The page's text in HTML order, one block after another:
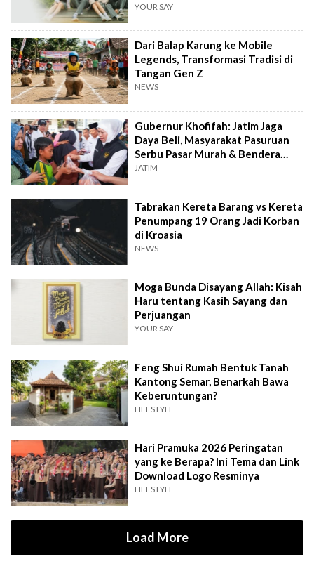
YOUR SAY
Dari Balap Karung ke Mobile
Legends, Transformasi Tradisi di
Tangan Gen Z
NEWS
Gubernur Khofifah: Jatim Jaga
Daya Beli, Masyarakat Pasuruan
Serbu Pasar Murah & Bendera
Merah Putih
JATIM
Tabrakan Kereta Barang vs Kereta
Penumpang 19 Orang Jadi Korban
di Kroasia
NEWS
Moga Bunda Disayang Allah: Kisah
Haru tentang Kasih Sayang dan
Perjuangan
YOUR SAY
Feng Shui Rumah Bentuk Tanah
Kantong Semar, Benarkah Bawa
Keberuntungan?
LIFESTYLE
Hari Pramuka 2026 Peringatan
yang ke Berapa? Ini Tema dan Link
Download Logo Resminya
LIFESTYLE
Load More